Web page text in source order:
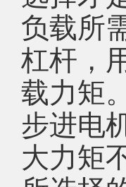
负载所
杠杆，
载力矩
步进电
大力矩